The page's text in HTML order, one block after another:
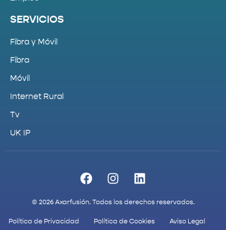
SERVICIOS
Fibra y Móvil
Fibra
Móvil
Internet Rural
Tv
UK IP
© 2026 Axarfusión. Todos los derechos reservados.
Política de Privacidad Política de Cookies Aviso Legal